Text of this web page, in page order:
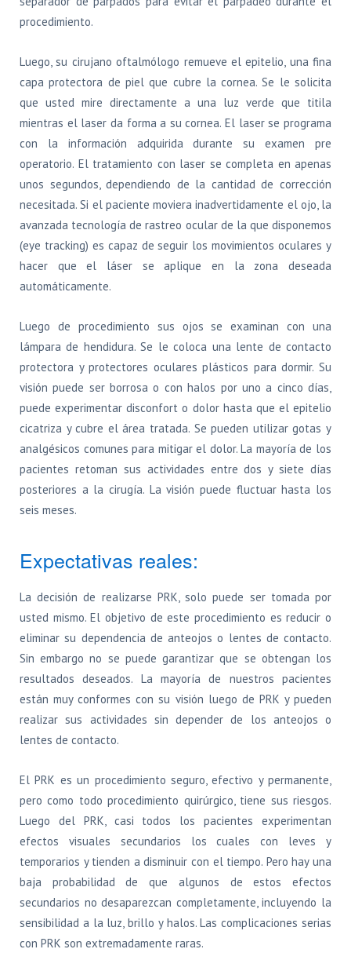
procedimiento.
Luego, su cirujano oftalmólogo remueve el epitelio, una fina
capa protectora de piel que cubre la cornea. Se le solicita
que usted mire directamente a una luz verde que titila
mientras el laser da forma a su cornea. El laser se programa
con la información adquirida durante su examen pre
operatorio. El tratamiento con laser se completa en apenas
unos segundos, dependiendo de la cantidad de corrección
necesitada. Si el paciente moviera inadvertidamente el ojo, la
avanzada tecnología de rastreo ocular de la que disponemos
(eye tracking) es capaz de seguir los movimientos oculares y
hacer que el láser se aplique en la zona deseada
automáticamente.
Luego de procedimiento sus ojos se examinan con una
lámpara de hendidura. Se le coloca una lente de contacto
protectora y protectores oculares plásticos para dormir. Su
visión puede ser borrosa o con halos por uno a cinco días,
puede experimentar disconfort o dolor hasta que el epitelio
cicatriza y cubre el área tratada. Se pueden utilizar gotas y
analgésicos comunes para mitigar el dolor. La mayoría de los
pacientes retoman sus actividades entre dos y siete días
posteriores a la cirugía. La visión puede fluctuar hasta los
seis meses.
Expectativas reales:
La decisión de realizarse PRK, solo puede ser tomada por
usted mismo. El objetivo de este procedimiento es reducir o
eliminar su dependencia de anteojos o lentes de contacto.
Sin embargo no se puede garantizar que se obtengan los
resultados deseados. La mayoría de nuestros pacientes
están muy conformes con su visión luego de PRK y pueden
realizar sus actividades sin depender de los anteojos o
lentes de contacto.
El PRK es un procedimiento seguro, efectivo y permanente,
pero como todo procedimiento quirúrgico, tiene sus riesgos.
Luego del PRK, casi todos los pacientes experimentan
efectos visuales secundarios los cuales con leves y
temporarios y tienden a disminuir con el tiempo. Pero hay una
baja probabilidad de que algunos de estos efectos
secundarios no desaparezcan completamente, incluyendo la
sensibilidad a la luz, brillo y halos. Las complicaciones serias
con PRK son extremadamente raras.